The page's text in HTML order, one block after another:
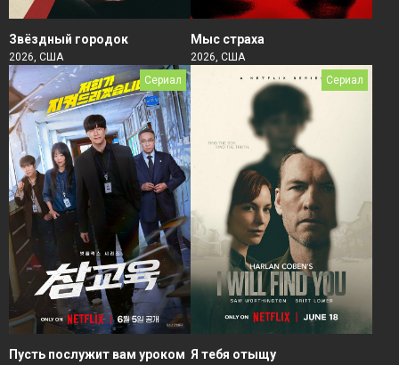
Звёздный городок
2026, США
Мыс страха
2026, США
Сериал
Пусть послужит вам уроком
Сериал
Я тебя отыщу